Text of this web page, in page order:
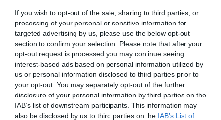
If you wish to opt-out of the sale, sharing to third parties, or
processing of your personal or sensitive information for
targeted advertising by us, please use the below opt-out
section to confirm your selection. Please note that after your
opt-out request is processed you may continue seeing
interest-based ads based on personal information utilized by
us or personal information disclosed to third parties prior to
your opt-out. You may separately opt-out of the further
disclosure of your personal information by third parties on the
IAB’s list of downstream participants. This information may
also be disclosed by us to third parties on the IAB’s List of
F
a
ce
b
o
o
k
T
w
it
te
r
Pi
n
te
re
st
W
h
at
s
A
p
p
S
h
a
re
Articolo precedente
Prossimo articolo
NOTIZIE RECENTI